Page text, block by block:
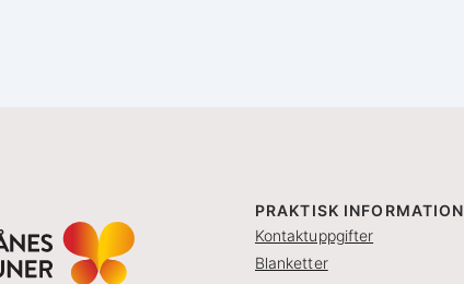
PRAKTISK INFORMATION
Kontaktuppgifter
Blanketter